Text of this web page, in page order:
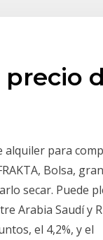
alquiler para
Bolsa,
secar. Puede
Arabia Saudí y
el 4,2%, y el